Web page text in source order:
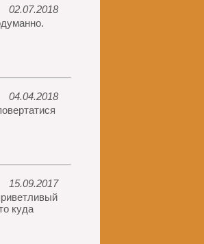
02.07.2018
04.04.2018
15.09.2017
куда